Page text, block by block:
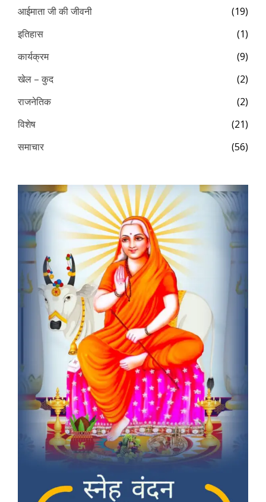
आईमाता जी की जीवनी
(19)
इतिहास
(1)
कार्यक्रम
(9)
खेल – कुद
(2)
राजनेतिक
(2)
विशेष
(21)
समाचार
(56)